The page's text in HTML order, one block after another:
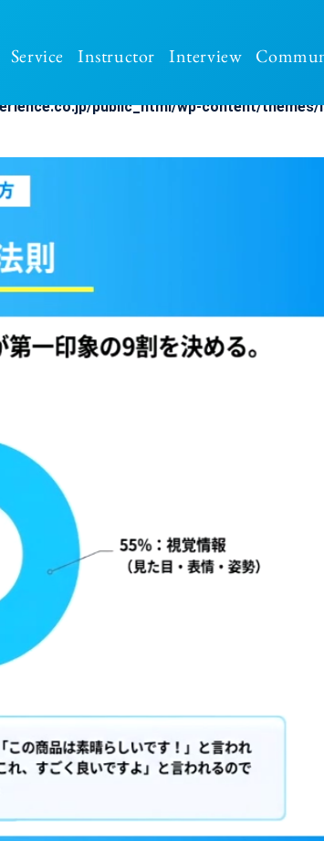
Service Instructor Interview
public_html/wp-content/themes/